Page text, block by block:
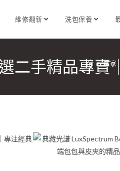
維修翻新 洗包保養
二手精品專賣
> 店家